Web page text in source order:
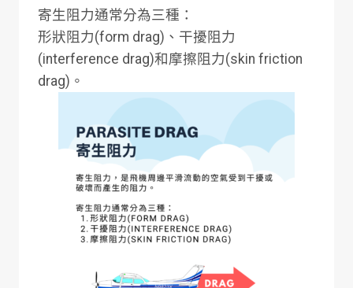
寄生阻力通常分為三種：
形狀阻力(form drag)、干擾阻力
(interference drag)和摩擦阻力(skin friction
drag)。